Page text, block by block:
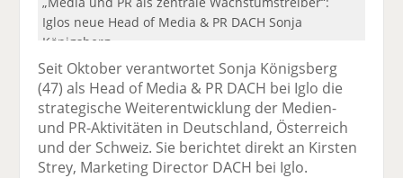
Iglos neue Head of Media & PR DACH Sonja
Königsberg.
Seit Oktober verantwortet Sonja Königsberg
(47) als Head of Media & PR DACH bei Iglo die
strategische Weiterentwicklung der Medien-
und PR-Aktivitäten in Deutschland, Österreich
und der Schweiz. Sie berichtet direkt an Kirsten
Strey, Marketing Director DACH bei Iglo.